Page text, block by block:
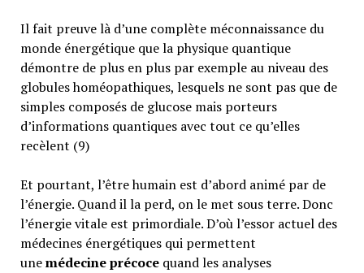
Il fait preuve là d’une complète méconnaissance du
monde énergétique que la physique quantique
démontre de plus en plus par exemple au niveau des
globules homéopathiques, lesquels ne sont pas que de
simples composés de glucose mais porteurs
d’informations quantiques avec tout ce qu’elles
recèlent (9)
Et pourtant, l’être humain est d’abord animé par de
l’énergie. Quand il la perd, on le met sous terre. Donc
l’énergie vitale est primordiale. D’où l’essor actuel des
médecines énergétiques qui permettent
unemédecine précoce quand les analyses